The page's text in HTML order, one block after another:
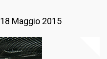
18 Maggio 2015